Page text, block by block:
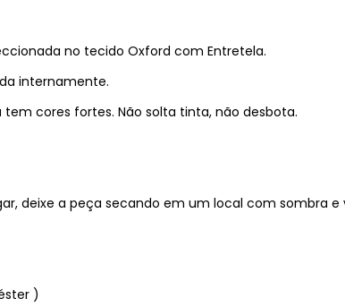
no tecido Oxford com Entretela.
internamente.
tem cores fortes. Não solta tinta, não desbota.
deixe a peça secando em um local com sombra e
)